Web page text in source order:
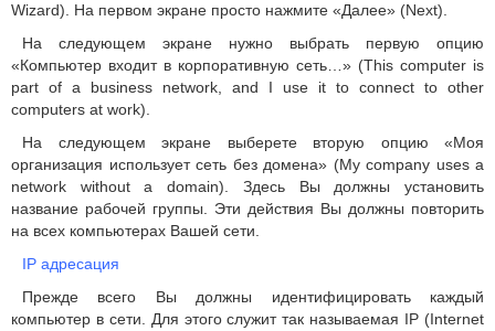
Wizard). На первом экране просто нажмите «Далее» (Next).
На следующем экране нужно выбрать первую опцию
«Компьютер входит в корпоративную сеть…» (This computer is
part of a business network, and I use it to connect to other
computers at work).
На следующем экране выберете вторую опцию «Моя
организация использует сеть без домена» (My company uses a
network without a domain). Здесь Вы должны установить
название рабочей группы. Эти действия Вы должны повторить
на всех компьютерах Вашей сети.
IP адресация
Прежде всего Вы должны идентифицировать каждый
компьютер в сети. Для этого служит так называемая IP (Internet